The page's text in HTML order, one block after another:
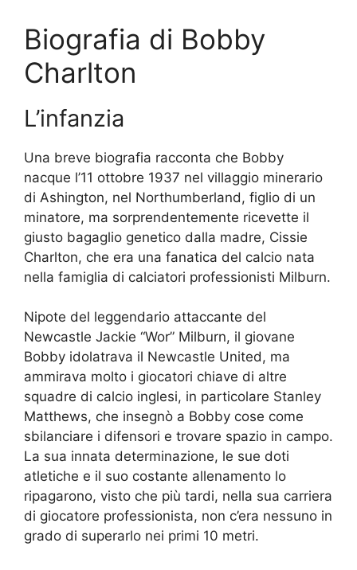
Biografia di Bobby
Charlton
L’infanzia
Una breve biografia racconta che Bobby
nacque l’11 ottobre 1937 nel villaggio minerario
di Ashington, nel Northumberland, figlio di un
minatore, ma sorprendentemente ricevette il
giusto bagaglio genetico dalla madre, Cissie
Charlton, che era una fanatica del calcio nata
nella famiglia di calciatori professionisti Milburn.
Nipote del leggendario attaccante del
Newcastle Jackie “Wor” Milburn, il giovane
Bobby idolatrava il Newcastle United, ma
ammirava molto i giocatori chiave di altre
squadre di calcio inglesi, in particolare Stanley
Matthews, che insegnò a Bobby cose come
sbilanciare i difensori e trovare spazio in campo.
La sua innata determinazione, le sue doti
atletiche e il suo costante allenamento lo
ripagarono, visto che più tardi, nella sua carriera
di giocatore professionista, non c’era nessuno in
grado di superarlo nei primi 10 metri.